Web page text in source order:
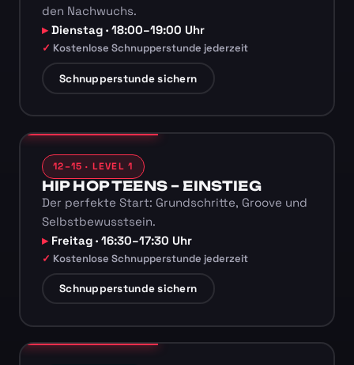
den Nachwuchs.
Dienstag · 18:00–19:00 Uhr
Kostenlose Schnupperstunde jederzeit
Schnupperstunde sichern
12–15 · LEVEL 1
HIP HOP TEENS – EINSTIEG
Der perfekte Start: Grundschritte, Groove und
Selbstbewusstsein.
Freitag · 16:30–17:30 Uhr
Kostenlose Schnupperstunde jederzeit
Schnupperstunde sichern